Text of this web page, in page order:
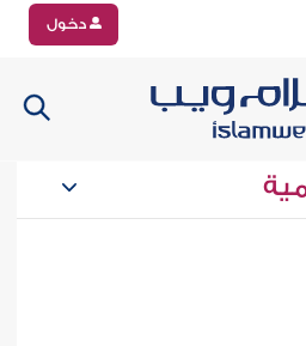
دخول